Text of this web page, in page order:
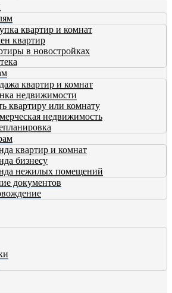
квартир и комнат
квартир
в новостройках
квартир и комнат
недвижимости
квартиру или комнату
недвижимость
квартир и комнат
бизнесу
нежилых помещений
документов